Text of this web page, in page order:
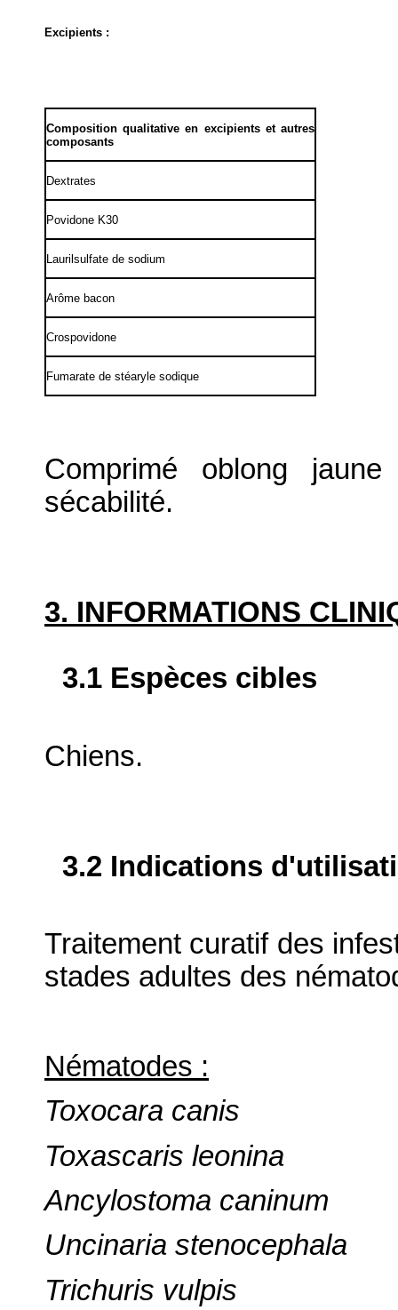
Excipients :
Composition qualitative en excipients et autres
composants
Dextrates
Povidone K30
Laurilsulfate de sodium
Arôme bacon
Crospovidone
Fumarate de stéaryle sodique
Comprimé oblong
sécabilité.
3. INFORMATIONS
3.1 Espèces cibles
Chiens.
3.2 Indications
Traitement curatif des
stades adultes des
Nématodes :
Toxocara canis
Toxascaris leonina
Ancylostoma caninum
Uncinaria stenocephala
Trichuris vulpis